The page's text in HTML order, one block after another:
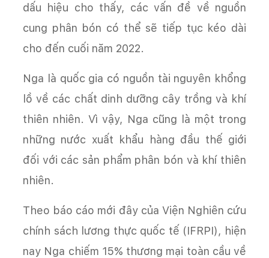
dấu hiệu cho thấy, các vấn đề về nguồn
cung phân bón có thể sẽ tiếp tục kéo dài
cho đến cuối năm 2022.
Nga là quốc gia có nguồn tài nguyên khổng
lồ về các chất dinh dưỡng cây trồng và khí
thiên nhiên. Vì vậy, Nga cũng là một trong
những nước xuất khẩu hàng đầu thế giới
đối với các sản phẩm phân bón và khí thiên
nhiên.
Theo báo cáo mới đây của Viện Nghiên cứu
chính sách lương thực quốc tế (IFRPI), hiện
nay Nga chiếm 15% thương mại toàn cầu về